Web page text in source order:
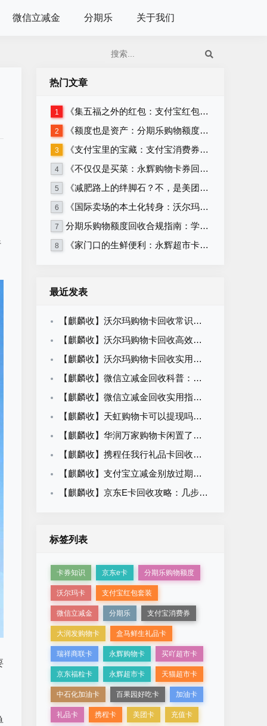
微信立减金 分期乐 关于我们
热门文章
1 《集五福之外的红包：支付宝红包套装回收》
2 《额度也是资产：分期乐购物额度回收的正确姿势》
3 《支付宝里的宝藏：支付宝消费券回收攻略》
4 《不仅仅是买菜：永辉购物卡券回收的多种可能》
5 《减肥路上的绊脚石？不，是美团卡回收！》
6 《国际卖场的本土化转身：沃尔玛购物卡券与沃尔玛超市卡券回收》
7 分期乐购物额度回收合规指南：学生党必看，远离套现安全变现
8 《家门口的生鲜便利：永辉超市卡券回收》
最近发表
【麒麟收】沃尔玛购物卡回收常识科普：闲置卡券合规变现知识
【麒麟收】沃尔玛购物卡回收高效方法：职场人闲置卡券处理攻略
【麒麟收】沃尔玛购物卡回收实用指南：闲置卡券轻松盘活方法
【麒麟收】微信立减金回收科普：闲置权益变现的合规路径与操作方法
【麒麟收】微信立减金回收实用指南：别让卡包里的小钱悄悄溜走
【麒麟收】天虹购物卡可以提现吗？一篇看懂回收价格、平台选择与操作流程
【麒麟收】华润万家购物卡闲置了怎么办？别等过期才后悔，这个方法很多人都在用
【麒麟收】携程任我行礼品卡回收平台怎么选？先别急着提交卡密，这几点建议先看看
【麒麟收】支付宝立减金别放过期了！越来越多人这样处理，安全又省心
【麒麟收】京东E卡回收攻略：几步完成回收，92折价格哪里看？一文了解
标签列表
卡券知识 京东e卡 分期乐购物额度
沃尔玛卡 支付宝红包套装
微信立减金 分期乐 支付宝消费券
大润发购物卡 盒马鲜生礼品卡
瑞祥商联卡 永辉购物卡 买吖超市卡
京东福粒卡 永辉超市卡 天猫超市卡
中石化加油卡 百果园好吃卡 加油卡
礼品卡 携程卡 美团卡 充值卡